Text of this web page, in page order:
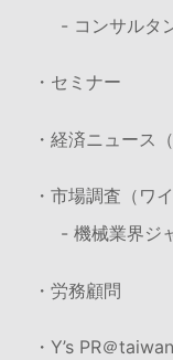
- コンサルタ
・セミナー
・経済ニュース
・市場調査（ワ
- 機械業界ジ
・労務顧問
・Y’s PR＠taiwan